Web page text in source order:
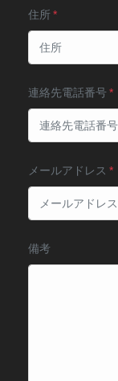
住所
連絡先電話番号
メールアドレス
備考